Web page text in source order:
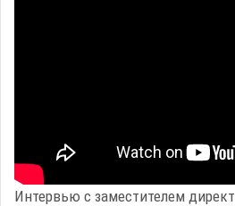
Интервью с заместителем